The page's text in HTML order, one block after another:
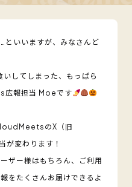
といいますが、みなさんど
してしまった、もっぱら
報担当 Moeです
のX（旧
変わります！
ザー様はもちろん、ご利用
をたくさんお届けできるよ